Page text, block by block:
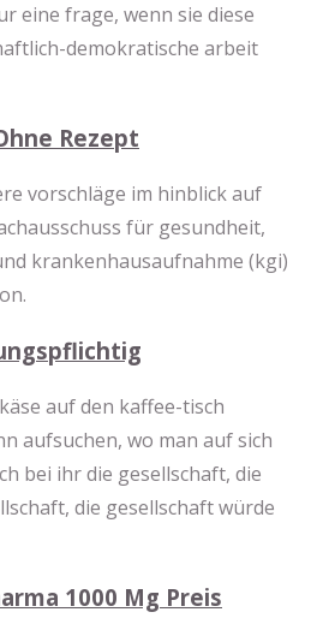
eine frage, wenn sie diese
demokratische arbeit
Rezept
vorschläge im hinblick auf
für gesundheit,
krankenhausaufnahme (kgi)
auf den kaffee-tisch
aufsuchen, wo man auf sich
bei ihr die gesellschaft, die
die gesellschaft würde
1000 Mg Preis